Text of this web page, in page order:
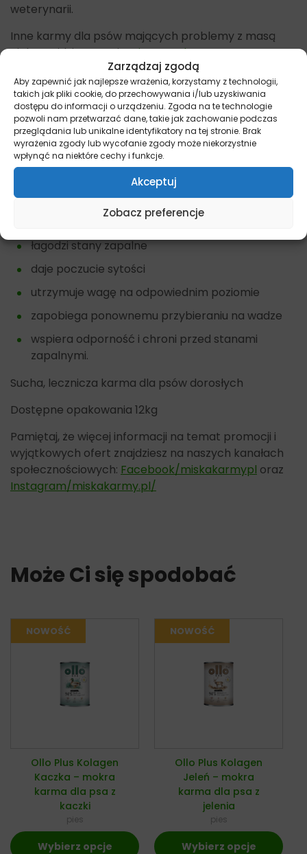
Zarządzaj zgodą
Aby zapewnić jak najlepsze wrażenia, korzystamy z technologii,
takich jak pliki cookie, do przechowywania i/lub uzyskiwania
dostępu do informacji o urządzeniu. Zgoda na te technologie
pozwoli nam przetwarzać dane, takie jak zachowanie podczas
przeglądania lub unikalne identyfikatory na tej stronie. Brak
wyrażenia zgody lub wycofanie zgody może niekorzystnie
wpłynąć na niektóre cechy i funkcje.
Akceptuj
Zobacz preferencje
weterynarii.
Inne karmy dla psów mających problemy z masą
ciała znajdziesz tutaj –Pies – Nadwaga
Główne cechy karmyHill’s Metabolic
idealna mieszanka składników odżywczych
unikalna mieszanka błonnika z owoców i warzyw
zawiera ważne przeciwutleniacze.
Zalety karmy Hill’s Metabolic
wspomaga spalanie tłuszczu
łagodzi stany zapalne
daje poczucie sytości
utrzymuje wagę na odpowiednim poziomie
zapobiega ponownemu przybieraniu na wadze
wspiera odporność i chroni przed stanami
zapalnymi.
Sucha, lecznicza karma dla psów dorosłych
Dostępne opakowania 12kg
Pamiętaj, że więcej informacji na temat promocji i
wyjątkowych ofert znajdziesz na naszych kanałach
społecznościowych: Facebook/miskakarmypl oraz
Instagram/miskakarmy.pl/
Może Ci się spodobać
Ollo Plus Kolagen
Kaczka – mokra
karma dla psa z
kaczki
pies
Wybierz opcje
Ollo Plus Kolagen
Jeleń – mokra
karma dla psa z
jelenia
pies
Wybierz opcje